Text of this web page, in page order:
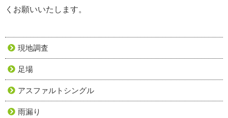
くお願いいたします。
現地調査
足場
アスファルトシングル
雨漏り